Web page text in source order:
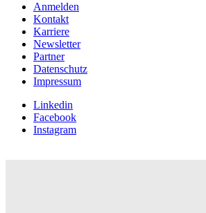
Anmelden
Kontakt
Karriere
Newsletter
Partner
Datenschutz
Impressum
Linkedin
Facebook
Instagram